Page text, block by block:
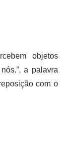
objetos
a palavra
com o